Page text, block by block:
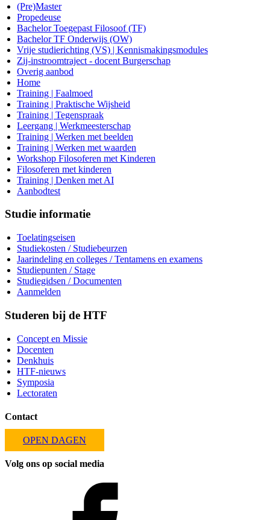
(Pre)Master
Propedeuse
Bachelor Toegepast Filosoof (TF)
Bachelor TF Onderwijs (OW)
Vrije studierichting (VS) | Kennismakingsmodules
Zij-instroomtraject - docent Burgerschap
Overig aanbod
Home
Training | Faalmoed
Training | Praktische Wijsheid
Training | Tegenspraak
Leergang | Werkmeesterschap
Training | Werken met beelden
Training | Werken met waarden
Workshop Filosoferen met Kinderen
Filosoferen met kinderen
Training | Denken met AI
Aanbodtest
Studie informatie
Toelatingseisen
Studiekosten / Studiebeurzen
Jaarindeling en colleges / Tentamens en examens
Studiepunten / Stage
Studiegidsen / Documenten
Aanmelden
Studeren bij de HTF
Concept en Missie
Docenten
Denkhuis
HTF-nieuws
Symposia
Lectoraten
Contact
OPEN DAGEN
Volg ons op social media